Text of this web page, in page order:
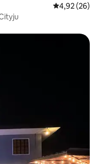
Prosječna
4,92 (26)